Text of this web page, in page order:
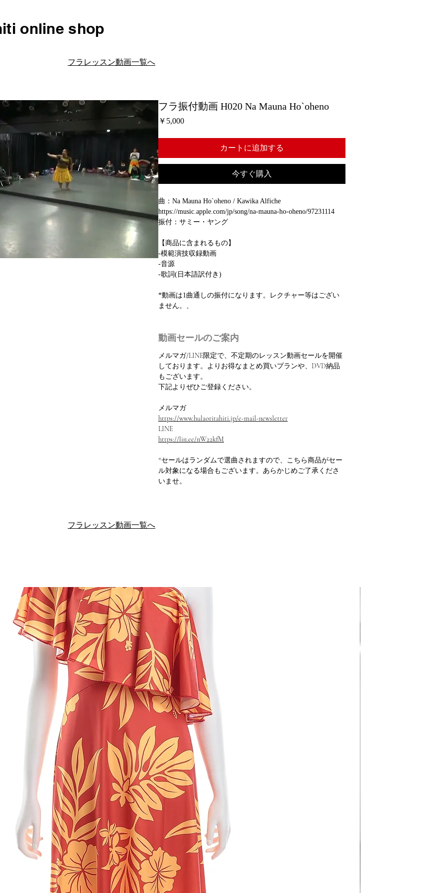
online shop
フラレッスン動画一覧へ
フラ振付動画 H020 Na Mauna Ho`oheno
￥5,000価
カートに追加する
今すぐ購入
曲：Na Mauna Ho`oheno / Kawika Alfiche
https://music.apple.com/jp/song/na-mauna-ho-oheno/97231114
振付：サミー・ヤング
【商品に含まれるもの】
-模範演技収録動画
-音源
-歌詞(日本語訳付き)
*動画は1曲通しの振付になります。レクチャー等はござい
ません。、
動画セールのご案内
メルマガ/LINE限定で、不定期のレッスン動画セールを開催
しております。よりお得なまとめ買いプランや、DVD納品
もございます。
下記よりぜひご登録ください。
メルマガ
https://www.hulaoritahiti.jp/e-mail-newsletter
LINE
https://lin.ee/nW22kfM
*セールはランダムで選曲されますので、こちら商品がセー
ル対象になる場合もございます。あらかじめご了承くださ
いませ。
フラレッスン動画一覧へ